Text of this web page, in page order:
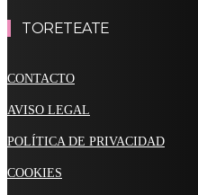
TORETEATE
CONTACTO
AVISO LEGAL
POLÍTICA DE PRIVACIDAD
COOKIES